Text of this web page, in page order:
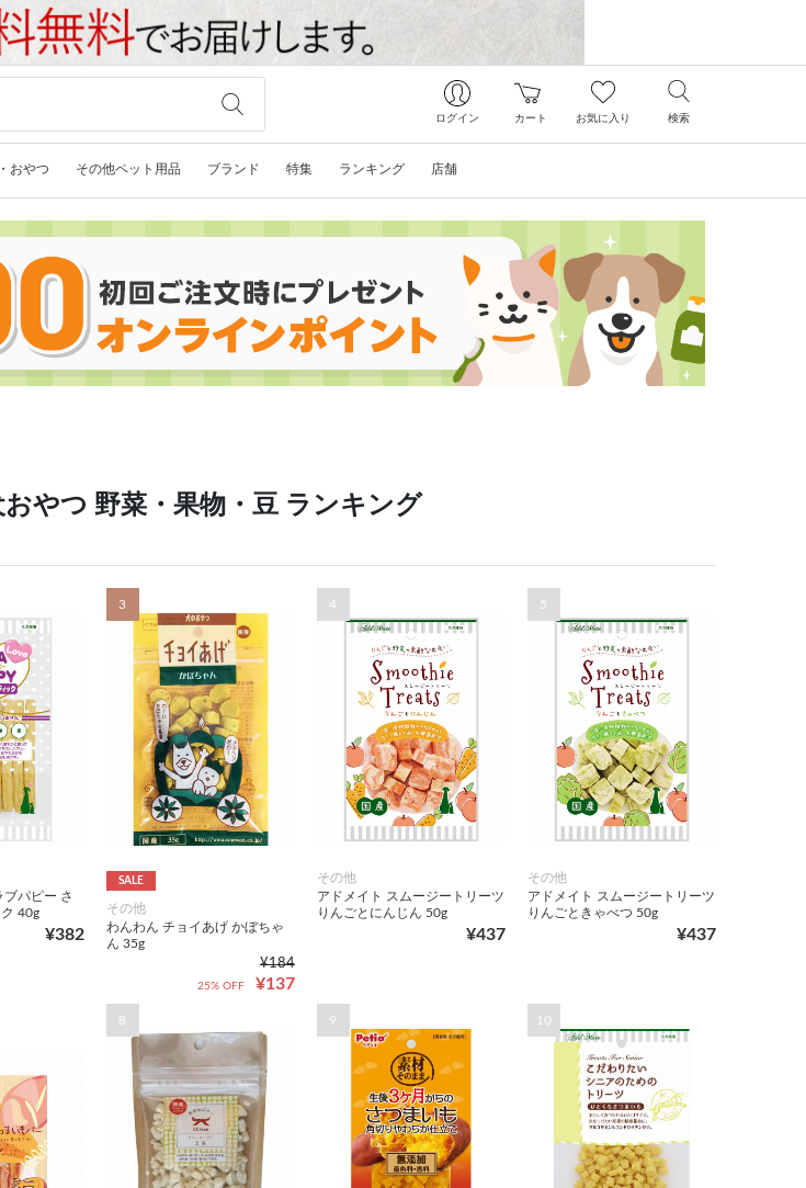
ログイン カート お気に入り 検索
おやつ その他ペット用品 ブランド 特集 ランキング 店舗
おやつ 野菜・果物・豆 ランキング
ブパピー さ
40g
¥382
3
SALE
その他
わんわん チョイあげ かぼちゃ
ん 35g
¥184
¥137
25% OFF
4
その他
アドメイト スムージートリーツ
りんごとにんじん 50g
¥437
5
その他
アドメイト スムージートリーツ
りんごときゃべつ 50g
¥437
8 9 10